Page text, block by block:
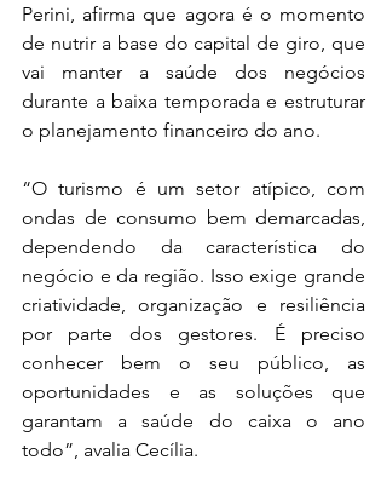
Perini, afirma que agora é o momento
de nutrir a base do capital de giro, que
vai manter a saúde dos negócios
durante a baixa temporada e estruturar
o planejamento financeiro do ano.
“O turismo é um setor atípico, com
ondas de consumo bem demarcadas,
dependendo da característica do
negócio e da região. Isso exige grande
criatividade, organização e resiliência
por parte dos gestores. É preciso
conhecer bem o seu público, as
oportunidades e as soluções que
garantam a saúde do caixa o ano
todo”, avalia Cecília.